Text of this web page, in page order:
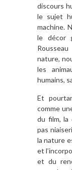
discours
le sujet
machine.
le décor
nature,
les
humains,
Et
comme
du film,
pas
la nature
et
et du